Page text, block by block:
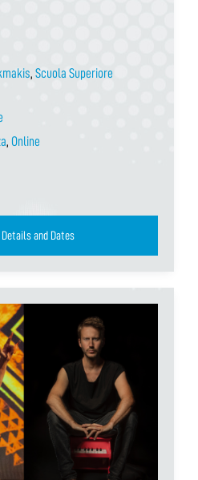
, Scuola Superiore
, Online
and Dates